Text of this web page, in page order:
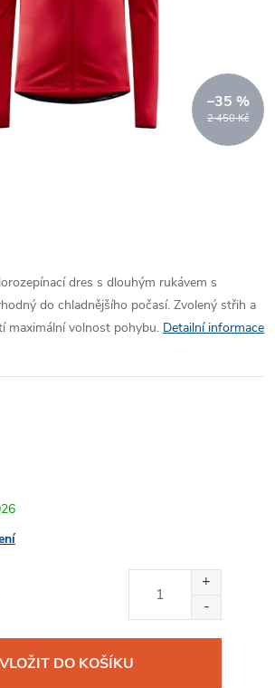
2 450 Kč
–35 %
dres s dlouhým rukávem s
do chladnějšího počasí. Zvolený střih a
maximální volnost pohybu. Detailní informace
VLOŽIT DO KOŠÍKU